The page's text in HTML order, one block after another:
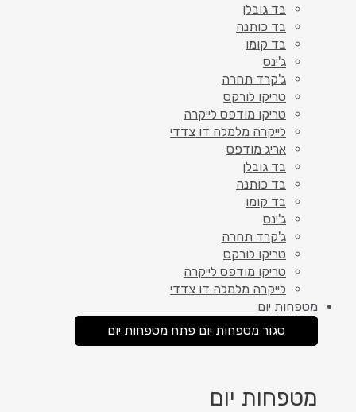
בד גובלן
בד כותנה
בד קומו
ג'ינס
ג'קרד תחרה
טריקו לורקס
טריקו מודפס לייקרה
לייקרה מלמלה דו צדדי
אריג מודפס
בד גובלן
בד כותנה
בד קומו
ג'ינס
ג'קרד תחרה
טריקו לורקס
טריקו מודפס לייקרה
לייקרה מלמלה דו צדדי
מטפחות יום
סגור מטפחות יום פתח מטפחות יום
מטפחות יום